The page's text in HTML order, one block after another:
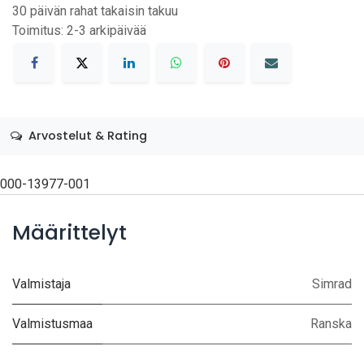
30 päivän rahat takaisin takuu
Toimitus: 2-3 arkipäivää
Arvostelut & Rating
000-13977-001
Määrittelyt
Valmistaja Simrad
Valmistusmaa Ranska